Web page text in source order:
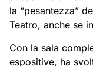
la “pesantezza”
Teatro, anche se
Con la sala
espositive, ha